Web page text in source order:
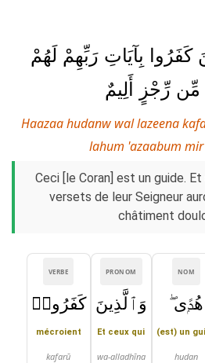
كَفَرُوا بِآيَاتِ رَبِّهِمْ لَهُمْ
رِّجْزٍ أَلِيمٌ
Haazaa hudanw wal lazeena
lahum 'azaabum
Ceci [le Coran] est un guide.
versets de leur Seigneur
châtiment
NOM
هُدًۭى ۖ
(est) un
hudan
PRONOM
وَٱلَّذِينَ
Et ceux qui
wa-alladhīna
VERBE
كَفَرُوا۟
mécroient
kafarū